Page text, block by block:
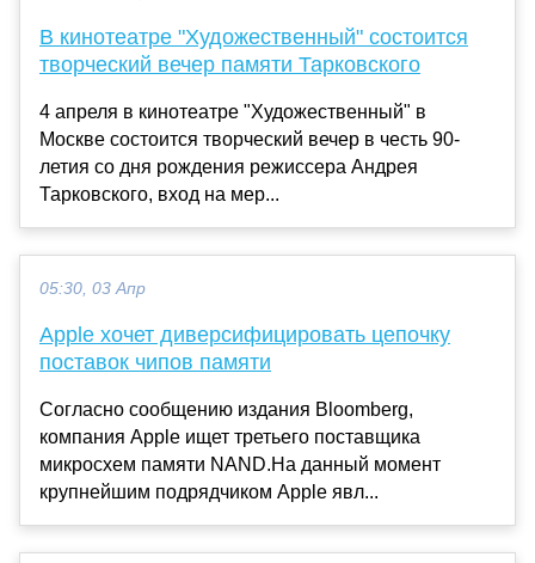
В кинотеатре "Художественный" состоится
творческий вечер памяти Тарковского
4 апреля в кинотеатре "Художественный" в
Москве состоится творческий вечер в честь 90-
летия со дня рождения режиссера Андрея
Тарковского, вход на мер...
05:30, 03 Апр
Apple хочет диверсифицировать цепочку
поставок чипов памяти
Согласно сообщению издания Bloomberg,
компания Apple ищет третьего поставщика
микросхем памяти NAND.На данный момент
крупнейшим подрядчиком Apple явл...